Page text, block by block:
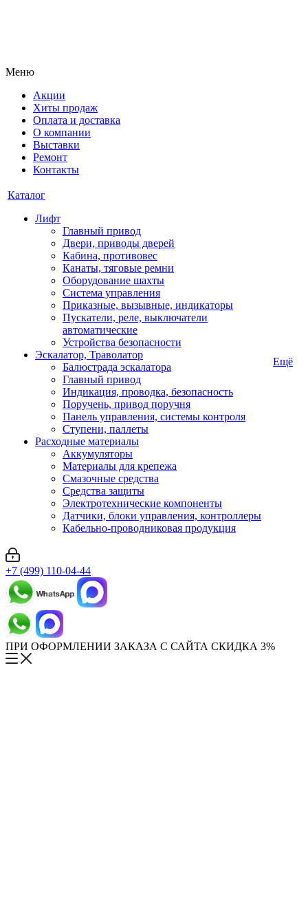
Меню
Акции
Хиты продаж
Оплата и доставка
О компании
Выставки
Ремонт
Контакты
Каталог
Лифт
Главный привод
Двери, приводы дверей
Кабина, противовес
Канаты, тяговые ремни
Оборудование шахты
Система управления
Приказные, вызывные, индикаторы
Пускатели, реле, выключатели
автоматические
Устройства безопасности
Эскалатор, Траволатор
Балюстрада эскалатора
Главный привод
Индикация, проводка, безопасность
Поручень, привод поручня
Панель управления, системы контроля
Ступени, паллеты
Расходные материалы
Аккумуляторы
Материалы для крепежа
Смазочные средства
Средства защиты
Электротехнические компоненты
Датчики, блоки управления, контроллеры
Кабельно-проводниковая продукция
Ещё
+7 (499) 110-04-44
ПРИ ОФОРМЛЕНИИ ЗАКАЗА С САЙТА СКИДКА 3%